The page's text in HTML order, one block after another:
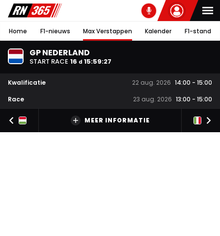
Home F1-nieuws Max Verstappen Kalender F1-stand
GP NEDERLAND
START RACE 16 d 15:59:27
Kwalificatie 22 aug. 2026 14:00 - 15:00
Race
23 aug. 2026 13:00 - 15:00
MEER INFORMATIE